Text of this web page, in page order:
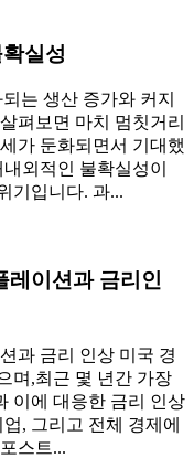
실성
는 생산 증가와 커지
펴보면 마치 멈칫거리
가 둔화되면서 기대했
외적인 불확실성이
기입니다. 과...
레이션과 금리인
과 금리 인상 미국 경
며,최근 몇 년간 가장
이에 대응한 금리 인상
, 그리고 전체 경제에
스트...